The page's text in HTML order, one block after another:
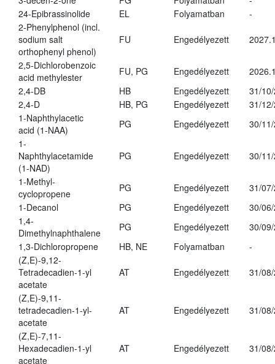
24-Epibrassinolide
EL Folyamatban
-
2-Phenylphenol (incl.
sodium salt
orthophenyl phenol)
FU Engedélyezett
2,5-Dichlorobenzoic
acid methylester
FU, PG Engedélyezett
2,4-DB
HB Engedélyezett
31/
2,4-D
HB, PG Engedélyezett
31/
1-Naphthylacetic
acid (1-NAA)
PG Engedélyezett
30/
1-
Naphthylacetamide
(1-NAD)
PG Engedélyezett 30/
1-Methyl-
cyclopropene
PG Engedélyezett
31/
1-Decanol
PG Engedélyezett
30/
1,4-
Dimethylnaphthalene
PG Engedélyezett
30/
1,3-Dichloropropene
HB, NE Folyamatban
-
(Z,E)-9,12-
Tetradecadien-1-yl
acetate
AT Engedélyezett 31/
(Z,E)-9,11-
tetradecadien-1-yl-
acetate
AT Engedélyezett 31/
(Z,E)-7,11-
Hexadecadien-1-yl
acetate
AT Engedélyezett 31/